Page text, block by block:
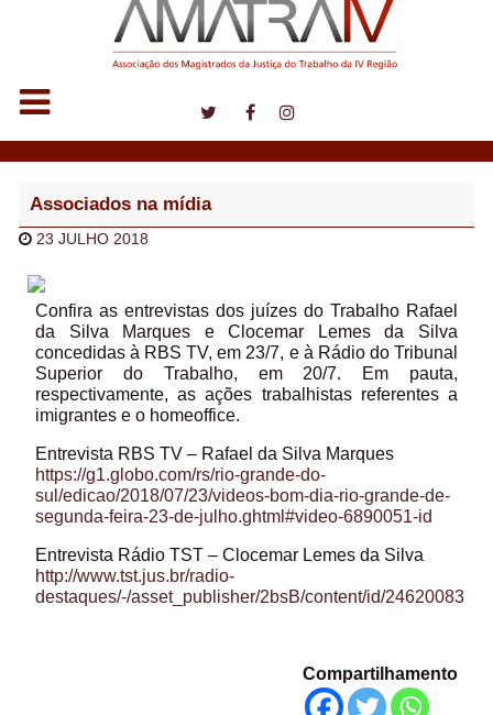
Associados na mídia
23 JULHO 2018
Confira as entrevistas dos juízes do Trabalho Rafael
da Silva Marques e Clocemar Lemes da Silva
concedidas à RBS TV, em 23/7, e à Rádio do Tribunal
Superior do Trabalho, em 20/7. Em pauta,
respectivamente, as ações trabalhistas referentes a
imigrantes e o homeoffice.
Entrevista RBS TV – Rafael da Silva Marques
https://g1.globo.com/rs/rio-grande-do-
sul/edicao/2018/07/23/videos-bom-dia-rio-grande-de-
segunda-feira-23-de-julho.ghtml#video-6890051-id
Entrevista Rádio TST – Clocemar Lemes da Silva
http://www.tst.jus.br/radio-
destaques/-/asset_publisher/2bsB/content/id/24620083
Compartilhamento